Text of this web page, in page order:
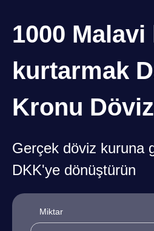
1000 Malavi
kurtarmak
Kronu
Gerçek döviz kuruna
DKK'ye dönüştürün
Miktar